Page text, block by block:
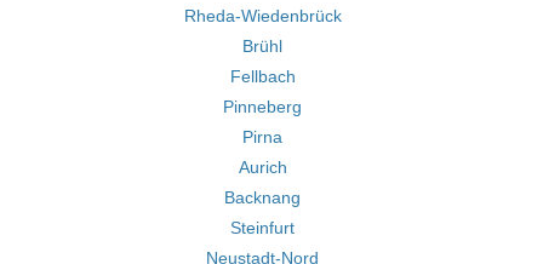
Rheda-Wiedenbrück
Brühl
Fellbach
Pinneberg
Pirna
Aurich
Backnang
Steinfurt
Neustadt-Nord